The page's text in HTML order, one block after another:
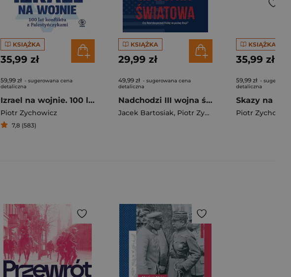
KSIĄŻKA
35,99 zł
59,99 zł - sugerowana cena
detaliczna
Izrael na wojnie. 100 lat konfliktu z Palestyńczykami
Piotr Zychowicz
7,8 (583)
KSIĄŻKA
29,99 zł
49,99 zł - sugerowana cena
detaliczna
Nadchodzi III wojna światowa. Czy Ameryka porzuci Polskę na pastwę Rosji? wyd. 2024
Jacek Bartosiak, Piotr Zychowicz
KSIĄŻKA
35,99 zł
59,99 zł -
detaliczna
Piotr